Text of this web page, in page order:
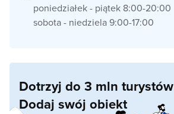
poniedziałek - piątek 8:00-20:00
sobota - niedziela 9:00-17:00
Dotrzyj do 3 mln turystów
Dodaj swój obiekt